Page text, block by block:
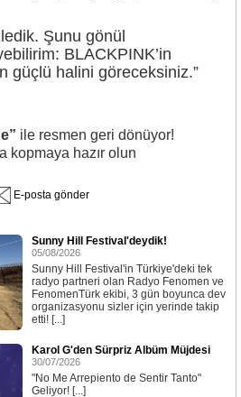
Şunu gönül
BLACKPINK’in
güçlü halini göreceksiniz.”
ile resmen geri dönüyor!
kopmaya hazır olun
E-posta gönder
Sunny Hill Festival'deydik!
05/08/2026
Sunny Hill Festival'in Türkiye'deki tek
radyo partneri olan Radyo Fenomen ve
FenomenTürk ekibi, 3 gün boyunca dev
organizasyonu sizler için yerinde takip
etti! [...]
Karol G'den Sürpriz Albüm Müjdesi
30/07/2026
"No Me Arrepiento de Sentir Tanto"
Geliyor! [...]